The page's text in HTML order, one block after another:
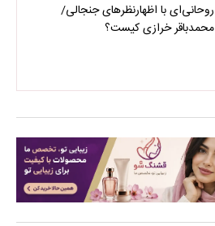
روحانی‌ای با اظهارنظرهای جنجالی/
محمدباقر خرازی کیست؟